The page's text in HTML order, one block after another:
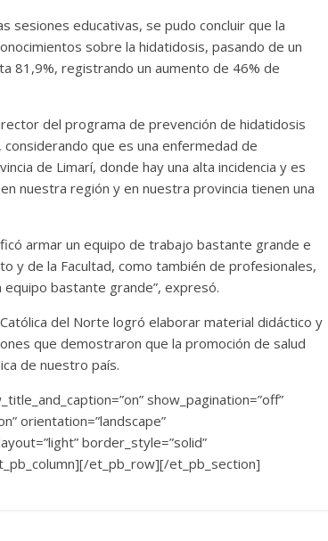
sesiones educativas, se pudo concluir que la
sobre la hidatidosis, pasando de un
81,9%, registrando un aumento de 46% de
del programa de prevención de hidatidosis
que es una enfermedad de
de Limarí, donde hay una alta incidencia y es
nuestra región y en nuestra provincia tienen una
armar un equipo de trabajo bastante grande e
y de la Facultad, como también de profesionales,
bastante grande”, expresó.
del Norte logró elaborar material didáctico y
que demostraron que la promoción de salud
de nuestro país.
show_pagination=”off”
orientation=”landscape”
border_style=”solid”
et_pb_row][/et_pb_section]